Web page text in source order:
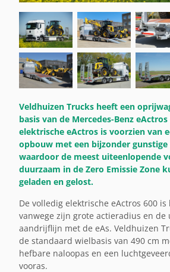
Veldhuizen Trucks heeft een
basis van de Mercedes-Benz
elektrische eActros is voorzien van
opbouw met een bijzonder
waardoor de meest uiteenlopende
duurzaam in de Zero Emissie Zone
geladen en gelost.
De volledig elektrische eActros 600
vanwege zijn grote actieradius en de
aandrijflijn met de eAs. Veldhuizen
de standaard wielbasis van 490 cm
hefbare naloopas en een
vooras.